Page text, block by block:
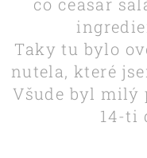
Taky tu bylo
nutela, které
Všude byl milý
14-ti